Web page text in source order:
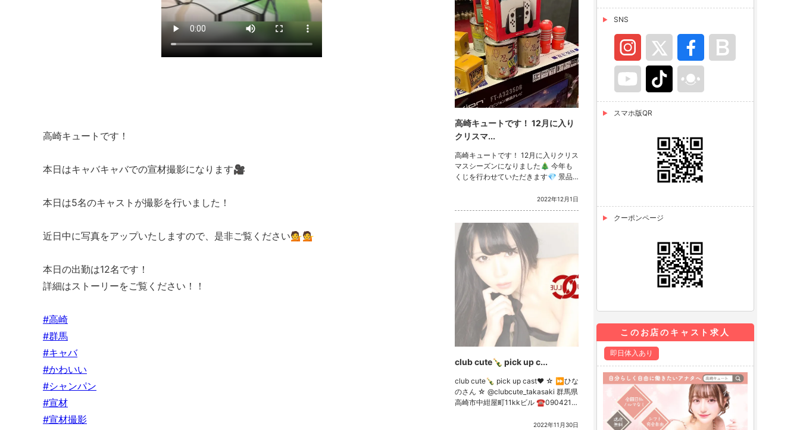
高崎キュートです！
本日はキャバキャバでの宣材撮影になります🎥
本日は5名のキャストが撮影を行いました！
近日中に写真をアップいたしますので、是非ご覧ください💁💁
本日の出勤は12名です！
詳細はストーリーをご覧ください！！
#高崎
#群馬
#キャバ
#かわいい
#シャンパン
#宣材
#宣材撮影
高崎キュートです！ 12月に入り
クリスマ...
高崎キュートです！ 12月に入りクリス
マスシーズンになりました🎄 今年も
くじを行わせていただきます💎 景品
挑戦してみてはいかがですか🤡🤡 本
日出勤は13名になります！ 詳細はス
#...
2022年12月1日
club cute🍾 pick up c...
club cute🍾 pick up cast❤️ ☆ ⏩ひな
のさん ☆ @clubcute_takasaki 群馬県
高崎市中紺屋町11kkビル ☎️0904210
日は私服デー開催させて頂きます...
2022年11月30日
SNS
スマホ版QR
クーポンページ
このお店のキャスト求人
即日体入あり